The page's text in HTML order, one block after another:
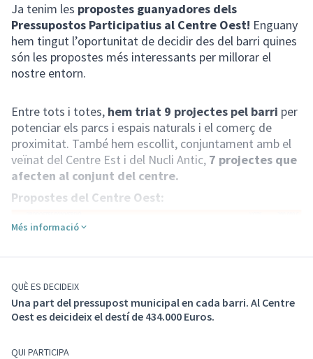
Ja tenim les propostes guanyadores dels
Pressupostos Participatius al Centre Oest! Enguany
hem tingut l’oportunitat de decidir des del barri quines
són les propostes més interessants per millorar el
nostre entorn.
Entre tots i totes, hem triat 9 projectes pel barri per
potenciar els parcs i espais naturals i el comerç de
proximitat. També hem escollit, conjuntament amb el
veïnat del Centre Est i del Nucli Antic, 7 projectes que
afecten al conjunt del centre.
Propostes del Centre Oest:
Més informació
QUÈ ES DECIDEIX
Una part del pressupost municipal en cada barri. Al Centre
Oest es deicideix el destí de 434.000 Euros.
QUI PARTICIPA